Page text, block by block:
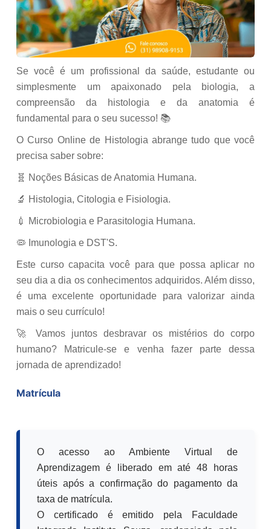
Se você é um profissional da saúde, estudante ou
simplesmente um apaixonado pela biologia, a
compreensão da histologia e da anatomia é
fundamental para o seu sucesso! 📚
O Curso Online de Histologia abrange tudo que você
precisa saber sobre:
🧬 Noções Básicas de Anatomia Humana.
🔬 Histologia, Citologia e Fisiologia.
💉 Microbiologia e Parasitologia Humana.
🦠 Imunologia e DST'S.
Este curso capacita você para que possa aplicar no
seu dia a dia os conhecimentos adquiridos. Além disso,
é uma excelente oportunidade para valorizar ainda
mais o seu currículo!
🚀 Vamos juntos desbravar os mistérios do corpo
humano? Matricule-se e venha fazer parte dessa
jornada de aprendizado!
Matrícula
O acesso ao Ambiente Virtual de
Aprendizagem é liberado em até 48 horas
úteis após a confirmação do pagamento da
taxa de matrícula.
O certificado é emitido pela Faculdade